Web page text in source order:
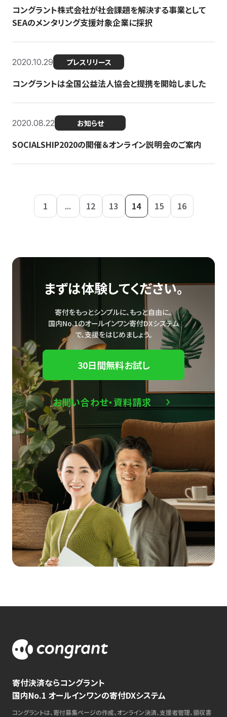
コングラント株式会社が社会課題を解決する事業として
SEAのメンタリング支援対象企業に採択
2020.10.29 プレスリリース
コングラントは全国公益法人協会と提携を開始しました
2020.08.22 お知らせ
SOCIALSHIP2020の開催＆オンライン説明会のご案内
1 ... 12 13 14 15 16
まずは体験してください。
寄付をもっとシンプルに、もっと自由に。
国内No.1のオールインワン寄付DXシステム
で、支援をはじめましょう。
30日間無料お試し
お問い合わせ・資料請求
寄付決済ならコングラント
国内No.1 オールインワンの寄付DXシステム
コングラントは、寄付募集ページの作成、オンライン決済、支援者管理、領収書